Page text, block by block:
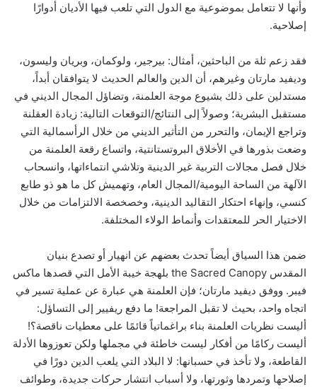
وأنها لا تتعامل بموضوعية مع الدول التي تلعب فيها الأديان أدوارًا
إصلاحية.
فقد زعم ثلة من الباحثين، أمثال: بيرجير، ولوكمان، وبريان وليسون،
وديفيد مارتان وغيرهم، أن الدين والعالم الحديث لا يتوافقان أبداً،
مستدلين على ذلك بشيوع موجة العلمنة، وتضاؤل المجال الديني في
مستقبل البشرية؛ وصولاً إلى النتائج/التوقعات التالية: زيادة العقلنة
وتراجع الإيمان، والتحرر من التأثير الديني من خلال الرأسمالية التي
وضعت بذورها في الأخلاق البروتستانتية، واتساع رقعة العلمنة من
خلال فصل مجالات التربية غير الدينية وتلاشي انتماءاتها، وانسحاب
الآلهة من الساحة اليومية/المجال العام، وتهميش كل ما هو ذو طابع
كنسي، وإنهاء احتكار التقاليد الدينية، وخصخصة الالتزامات من خلال
الاختيار الحر للمعتقدات وأنماط الولاء المختلفة.
ضمن هذا السياق أيضاً تحدث بعضهم عن انهيار أو تصدع بنيان
المقدس the Sacred Canopy بلهجة خيبة الأمل التي قصدها ماكس
فيبر. ووفق ديفيد مارتان؛ فإن العلمنة هي عبارة عن عملية تسير في
اتجاه واحد، بحيث لا تقبل المراجعة! ما دفع ريفيير إلى التساؤل:
أليست نظريات العلمنة بناء براغماتياً قائمًا على معطيات ناقصة؟!
أليست ركامًا من أفكار ليست خاطئة في مجملها ولكن تعوزوها الأدلة
القاطعة، ولا تأخذ في حسبانها: لا البلاد التي يلعب الدين دورًا في
إصلاحها وتمردها وثورتها، ولا أسباب انتشار حركات جديدة، وطوائف